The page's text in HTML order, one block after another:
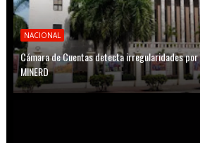
NACIONAL
Cámara de Cuentas detecta irregularidades por
MINERD